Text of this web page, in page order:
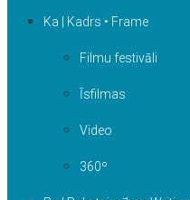
Ka | Kadrs • Frame
Filmu festivāli
Īsfilmas
Video
360º